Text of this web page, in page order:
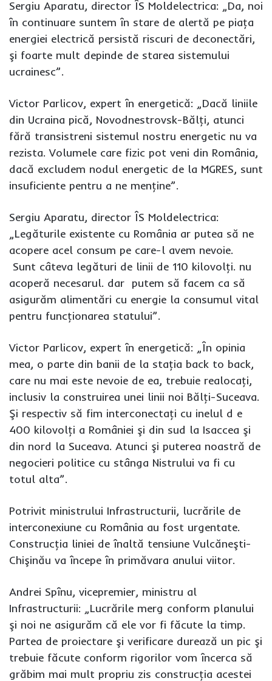
Sergiu Aparatu, director ÎS Moldelectrica: „Da, noi
în continuare suntem în stare de alertă pe piaţa
energiei electrică persistă riscuri de deconectări,
şi foarte mult depinde de starea sistemului
ucrainesc”.
Victor Parlicov, expert în energetică: „Dacă liniile
din Ucraina pică, Novodnestrovsk-Bălţi, atunci
fără transistreni sistemul nostru energetic nu va
rezista. Volumele care fizic pot veni din România,
dacă excludem nodul energetic de la MGRES, sunt
insuficiente pentru a ne menţine”.
Sergiu Aparatu, director ÎS Moldelectrica:
„Legăturile existente cu România ar putea să ne
acopere acel consum pe care-l avem nevoie.
Sunt câteva legături de linii de 110 kilovolţi. nu
acoperă necesarul. dar putem să facem ca să
asigurăm alimentări cu energie la consumul vital
pentru funcţionarea statului”.
Victor Parlicov, expert în energetică: „În opinia
mea, o parte din banii de la staţia back to back,
care nu mai este nevoie de ea, trebuie realocaţi,
inclusiv la construirea unei linii noi Bălţi-Suceava.
Şi respectiv să fim interconectaţi cu inelul d e
400 kilovolţi a României şi din sud la Isaccea şi
din nord la Suceava. Atunci şi puterea noastră de
negocieri politice cu stânga Nistrului va fi cu
totul alta”.
Potrivit ministrului Infrastructurii, lucrările de
interconexiune cu România au fost urgentate.
Construcţia liniei de înaltă tensiune Vulcăneşti-
Chişinău va începe în primăvara anului viitor.
Andrei Spînu, vicepremier, ministru al
Infrastructurii: „Lucrările merg conform planului
şi noi ne asigurăm că ele vor fi făcute la timp.
Partea de proiectare şi verificare durează un pic şi
trebuie făcute conform rigorilor vom încerca să
grăbim mai mult propriu zis construcţia acestei